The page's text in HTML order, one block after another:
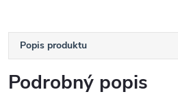
Popis produktu
Podrobný popis